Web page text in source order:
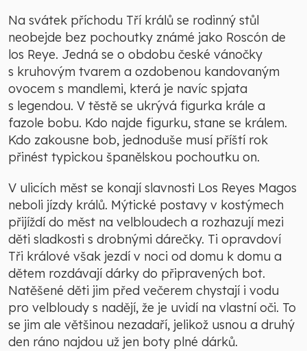
Na svátek příchodu Tří králů se rodinný stůl
neobejde bez pochoutky známé jako Roscón de
los Reye. Jedná se o obdobu české vánočky
s kruhovým tvarem a ozdobenou kandovaným
ovocem s mandlemi, která je navíc spjata
s legendou. V těstě se ukrývá figurka krále a
fazole bobu. Kdo najde figurku, stane se králem.
Kdo zakousne bob, jednoduše musí příští rok
přinést typickou španělskou pochoutku on.
V ulicích měst se konají slavnosti Los Reyes Magos
neboli jízdy králů. Mýtické postavy v kostýmech
přijíždí do měst na velbloudech a rozhazují mezi
děti sladkosti s drobnými dárečky. Ti opravdoví
Tři králové však jezdí v noci od domu k domu a
dětem rozdávají dárky do připravených bot.
Natěšené děti jim před večerem chystají i vodu
pro velbloudy s nadějí, že je uvidí na vlastní oči. To
se jim ale většinou nezadaří, jelikož usnou a druhý
den ráno najdou už jen boty plné dárků.